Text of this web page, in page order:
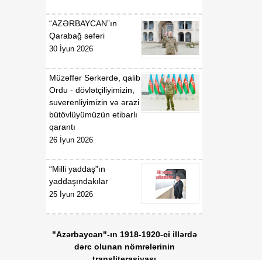
Respublikasının Kosmik
Agentliyi (Azərkosmos)"
publik hüquqi şəxsin
yaradılması haqqında"
1326 nömrəli,
"Azərbaycan Nəqliyyat və
Kommunikasiya Holdinqi
(AZCON)" publik hüquqi
şəxsin Nizamnaməsinin
təsdiqi və bununla
tənzimlənməsi haqqında"
2025-ci il 15 yanvar tarixli
286 nömrəli fərmanlarında
və "Azərbaycan Hava
Yolları" Qapalı Səhmdar
haqqında" 2008-ci il 16
aprel tarixli 2761 nömrəli,
“AZƏRBAYCAN”ın
Qarabağ səfəri
30 İyun 2026
Müzəffər Sərkərdə, qalib
Ordu - dövlətçiliyimizin,
suverenliyimizin və ərazi
bütövlüyümüzün etibarlı
qarantı
26 İyun 2026
“Milli yaddaş"ın
yaddaşındakılar
25 İyun 2026
"Azərbaycan"-ın 1918-1920-ci illərdə
dərc olunan nömrələrinin